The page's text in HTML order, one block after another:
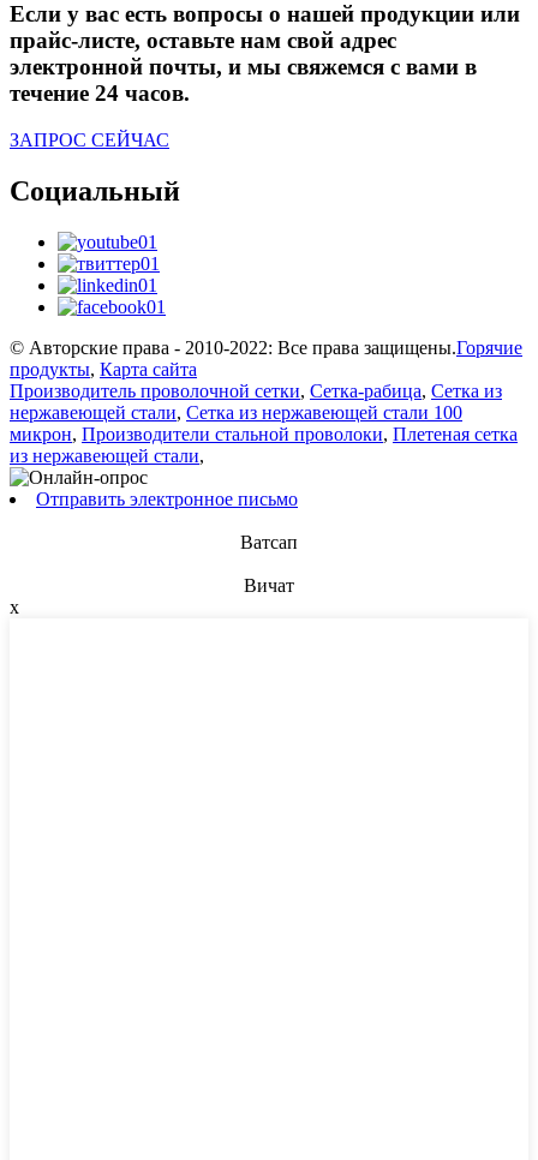
Если у вас есть вопросы о нашей продукции или
прайс-листе, оставьте нам свой адрес
электронной почты, и мы свяжемся с вами в
течение 24 часов.
ЗАПРОС СЕЙЧАС
Социальный
© Авторские права - 2010-2022: Все права защищены.Горячие
продукты, Карта сайта
Производитель проволочной сетки, Сетка-рабица, Сетка из
нержавеющей стали, Сетка из нержавеющей стали 100
микрон, Производители стальной проволоки, Плетеная сетка
из нержавеющей стали,
Отправить электронное письмо
Ватсап
Вичат
x